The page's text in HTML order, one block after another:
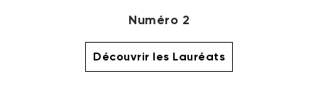
Numéro 2
Découvrir les Lauréats